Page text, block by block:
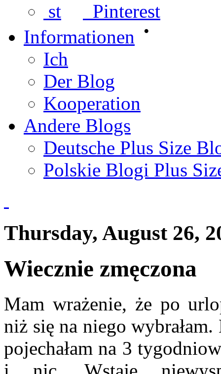
Pinterest
Informationen •
Ich
Der Blog
Kooperation
Andere Blogs
Deutsche Plus Size
Polskie Blogi Plus
Thursday, August 26,
Wiecznie zmęczona
Mam wrażenie, że po
niż się na niego
pojechałam na 3